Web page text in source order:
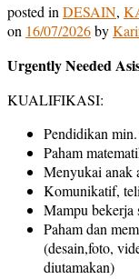
posted in DESAIN,
on 16/07/2026by
Urgently Needed
KUALIFIKASI:
Pendidikan
Paham
Menyukai anak
Komunikatif,
Mampu bekerja
Paham dan
(desain,foto,
diutamakan)